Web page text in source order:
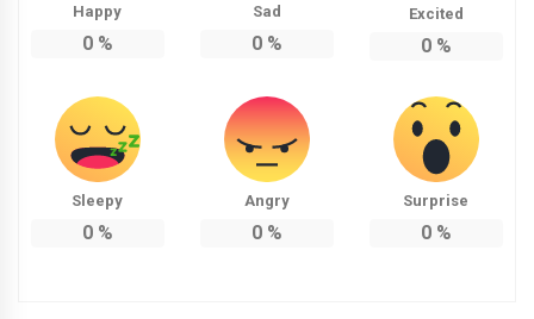
Happy
0%
Sad
0%
Excited
0%
Sleepy
0%
Angry
0%
Surprise
0%